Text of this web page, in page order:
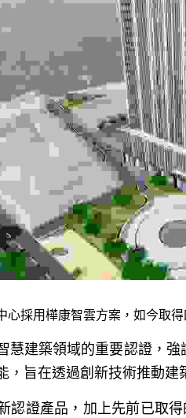
心採用樺康智雲方案，如今取
慧建築領域的重要認證，
，旨在透過創新技術推動建
認證產品，加上先前已取得